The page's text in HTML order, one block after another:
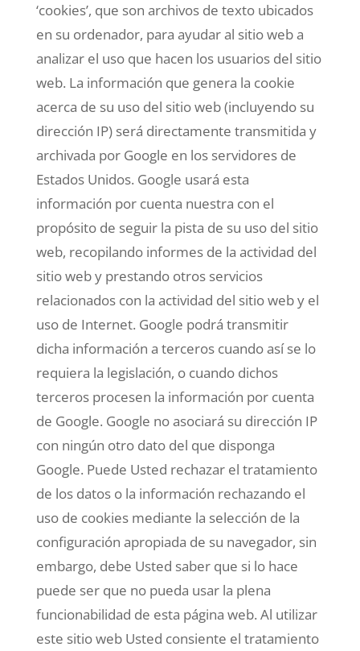
‘cookies’, que son archivos de texto ubicados
en su ordenador, para ayudar al sitio web a
analizar el uso que hacen los usuarios del sitio
web. La información que genera la cookie
acerca de su uso del sitio web (incluyendo su
dirección IP) será directamente transmitida y
archivada por Google en los servidores de
Estados Unidos. Google usará esta
información por cuenta nuestra con el
propósito de seguir la pista de su uso del sitio
web, recopilando informes de la actividad del
sitio web y prestando otros servicios
relacionados con la actividad del sitio web y el
uso de Internet. Google podrá transmitir
dicha información a terceros cuando así se lo
requiera la legislación, o cuando dichos
terceros procesen la información por cuenta
de Google. Google no asociará su dirección IP
con ningún otro dato del que disponga
Google. Puede Usted rechazar el tratamiento
de los datos o la información rechazando el
uso de cookies mediante la selección de la
configuración apropiada de su navegador, sin
embargo, debe Usted saber que si lo hace
puede ser que no pueda usar la plena
funcionabilidad de esta página web. Al utilizar
este sitio web Usted consiente el tratamiento